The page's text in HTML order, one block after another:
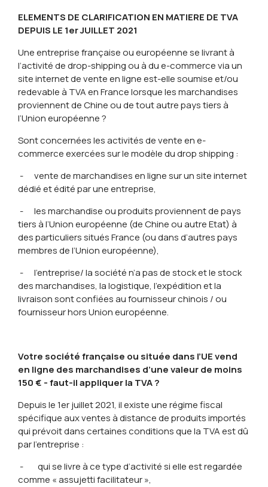
ELEMENTS DE CLARIFICATION EN MATIERE DE TVA
DEPUIS LE 1er JUILLET 2021
Une entreprise française ou européenne se livrant à
l’activité de drop-shipping ou à du e-commerce via un
site internet de vente en ligne est-elle soumise et/ou
redevable à TVA en France lorsque les marchandises
proviennent de Chine ou de tout autre pays tiers à
l’Union européenne ?
Sont concernées les activités de vente en e-
commerce exercées sur le modèle du drop shipping :
- vente de marchandises en ligne sur un site internet
dédié et édité par une entreprise,
- les marchandise ou produits proviennent de pays
tiers à l’Union européenne (de Chine ou autre Etat) à
des particuliers situés France (ou dans d’autres pays
membres de l’Union européenne),
- l’entreprise/ la société n’a pas de stock et le stock
des marchandises, la logistique, l’expédition et la
livraison sont confiées au fournisseur chinois / ou
fournisseur hors Union européenne.
Votre société française ou située dans l’UE vend
en ligne des marchandises d’une valeur de moins
150 € - faut-il appliquer la TVA ?
Depuis le 1er juillet 2021, il existe une régime fiscal
spécifique aux ventes à distance de produits importés
qui prévoit dans certaines conditions que la TVA est dû
par l’entreprise :
- qui se livre à ce type d’activité si elle est regardée
comme « assujetti facilitateur »,